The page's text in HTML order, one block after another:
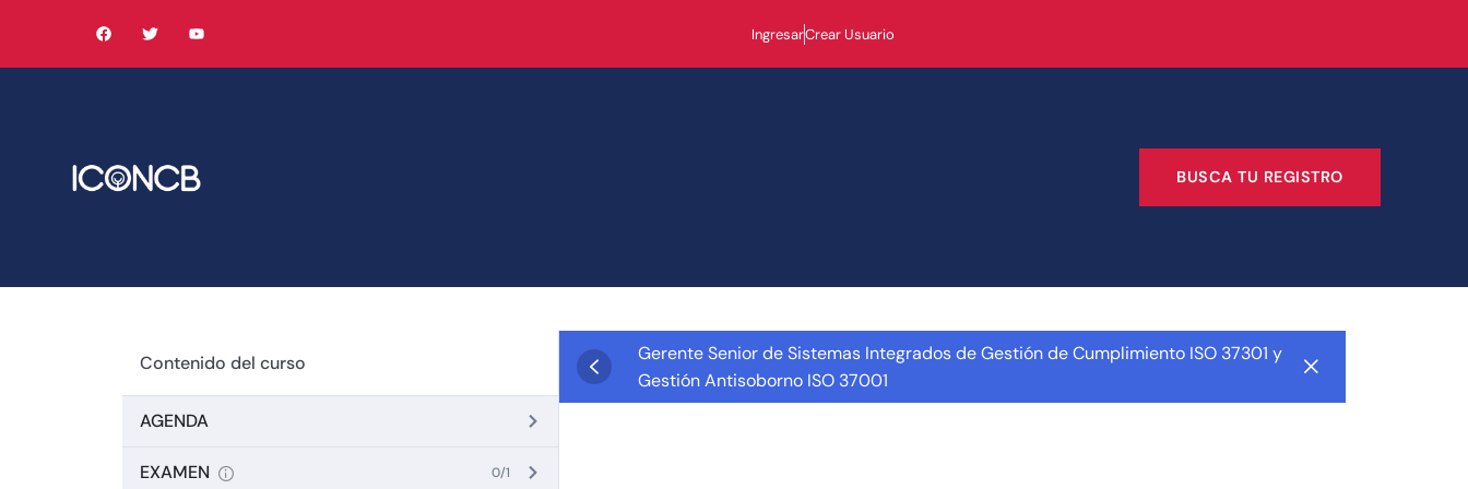
IngresarCrear Usuario
BUSCA TU REGISTRO
Contenido del curso
AGENDA
EXAMEN 0/1
Gerente Senior de Sistemas Integrados de Gestión de Cumplimiento ISO 37301 y
Gestión Antisoborno ISO 37001